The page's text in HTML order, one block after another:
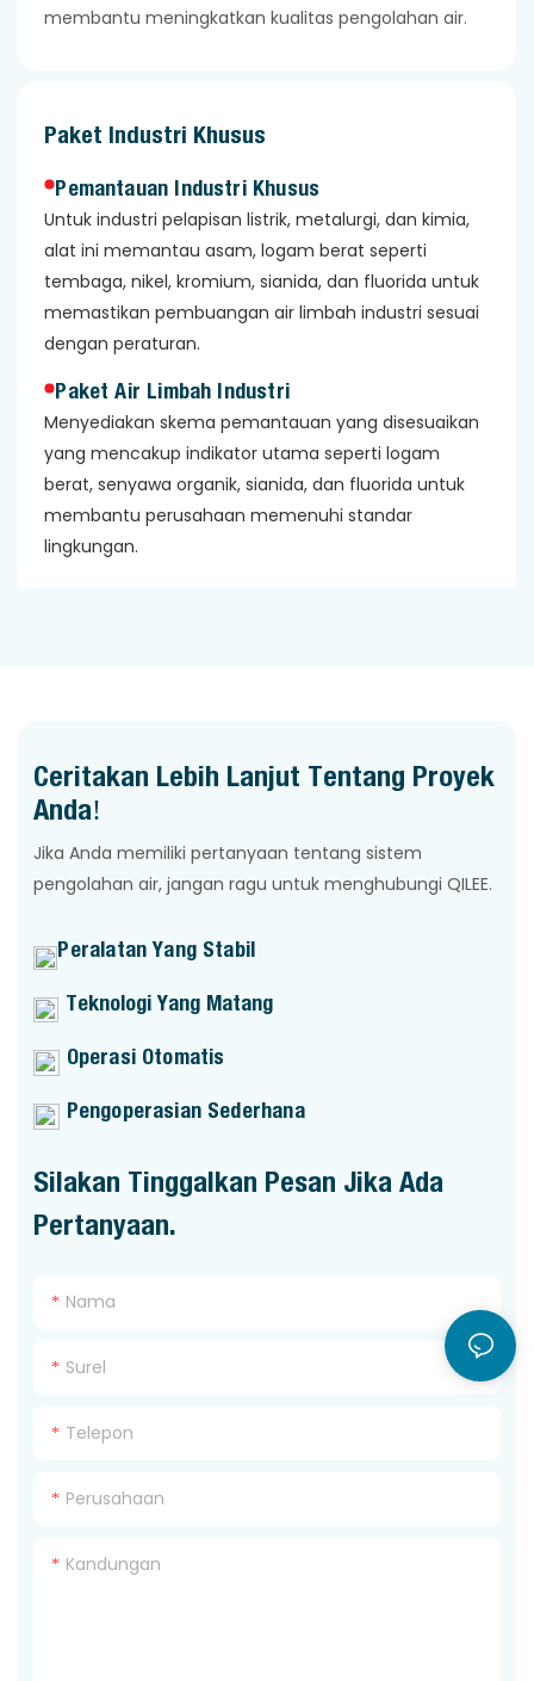
membantu meningkatkan kualitas pengolahan air.
Paket Industri Khusus
Pemantauan Industri Khusus
Untuk industri pelapisan listrik, metalurgi, dan kimia,
alat ini memantau asam, logam berat seperti
tembaga, nikel, kromium, sianida, dan fluorida untuk
memastikan pembuangan air limbah industri sesuai
dengan peraturan.
Paket Air Limbah Industri
Menyediakan skema pemantauan yang disesuaikan
yang mencakup indikator utama seperti logam
berat, senyawa organik, sianida, dan fluorida untuk
membantu perusahaan memenuhi standar
lingkungan.
Ceritakan Lebih Lanjut Tentang Proyek
Anda!
Jika Anda memiliki pertanyaan tentang sistem
pengolahan air, jangan ragu untuk menghubungi QILEE.
Peralatan Yang Stabil
Teknologi Yang Matang
Operasi Otomatis
Pengoperasian Sederhana
Silakan Tinggalkan Pesan Jika Ada
Pertanyaan.
Nama
Surel
Telepon
Perusahaan
Kandungan